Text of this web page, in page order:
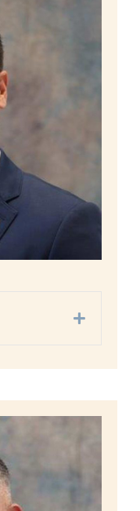
Expand